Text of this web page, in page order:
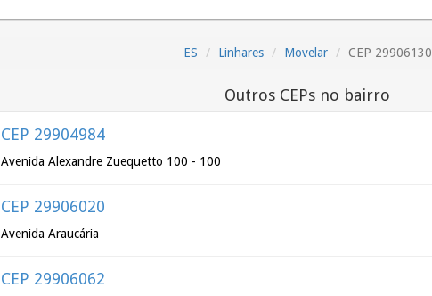
ES Linhares Movelar CEP 29906130
Outros CEPs no bairro
CEP 29904984
Avenida Alexandre Zuequetto 100 - 100
CEP 29906020
Avenida Araucária
CEP 29906062